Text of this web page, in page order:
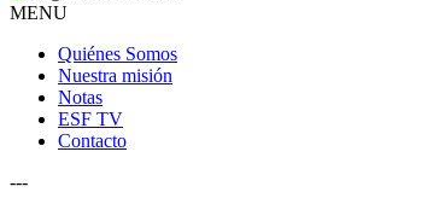
MENU
Quiénes Somos
Nuestra misión
Notas
ESF TV
Contacto
---